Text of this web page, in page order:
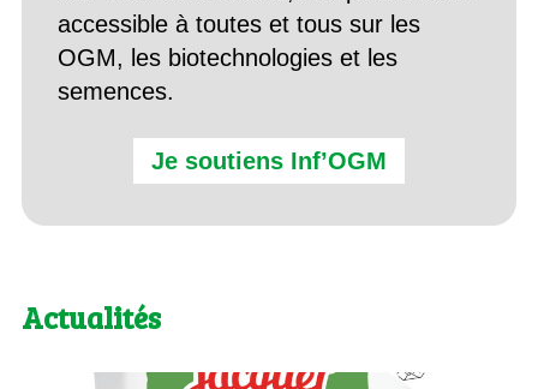
accessible à toutes et tous sur les
OGM, les biotechnologies et les
semences.
Je soutiens Inf’OGM
Actualités